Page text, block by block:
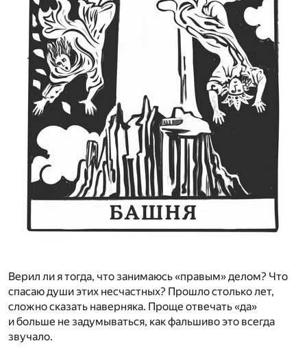
Верил ли я тогда, что занимаюсь «правым» делом? Что
спасаю души этих несчастных? Прошло столько лет,
сложно сказать наверняка. Проще отвечать «да»
и больше не задумываться, как фальшиво это всегда
звучало.